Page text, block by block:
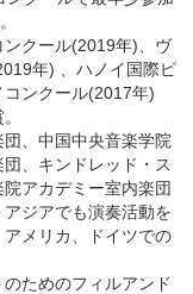
クール(2019年)、ヴ
年) 、ハノイ国際ピ
ンクール(2017年)
、中国中央音楽学院
、キンドレッド・ス
アカデミー室内楽団
ジアでも演奏活動を
メリカ、ドイツでの
ためのフィルアンド